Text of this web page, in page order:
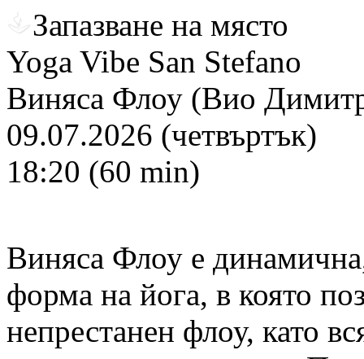
Запазване на място
Yoga Vibe San Stefano
Виняса Флоу (Вио
09.07.2026 (четвъртък)
18:20 (60 min)
Виняса Флоу е
форма на йога, в която
непрестанен флоу, като